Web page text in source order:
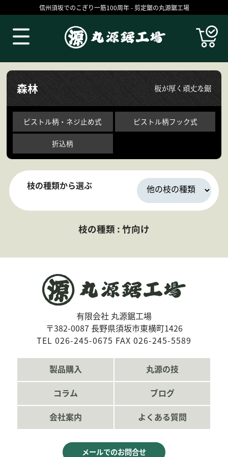
信州須坂でのこぎり一筋100周年 - 剪定鋸の丸源鋸工場
森林 板が厚く頑丈な鋸
ピストル柄・ネジ止め式 ピストル柄フック式
折込柄
枝の種類から選ぶ
枝の種類 : 竹向け
有限会社 丸源鋸工場
〒382-0087 長野県須坂市東横町1426
TEL 026-245-0675 FAX 026-245-5589
製品購入
丸源の技
コラム
ブログ
会社案内
よくある質問
メールでのお問合せ
Products
お買いものガイド
お問合せ